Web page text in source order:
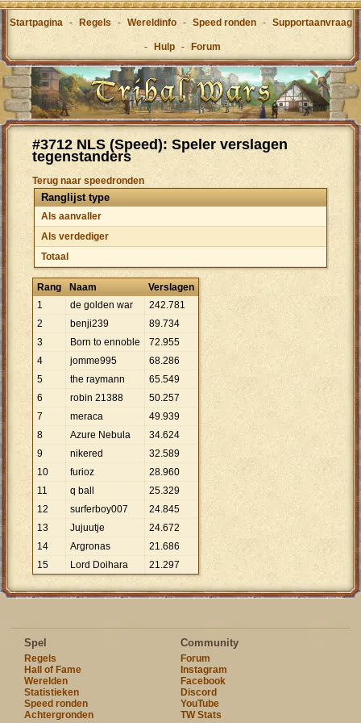
Startpagina - Regels - Wereldinfo - Speed ronden - Supportaanvraag
- Hulp - Forum
#3712 NLS (Speed): Speler verslagen
tegenstanders
Terug naar speedronden
Ranglijst type
Als aanvaller
Als verdediger
Totaal
Rang Naam
Verslagen
1
de golden war 242.781
2
benji239 89.734
3
Born to ennoble 72.955
4
jomme995 68.286
5
the raymann 65.549
6
robin 21388 50.257
7
meraca 49.939
8
Azure Nebula 34.624
9
nikered 32.589
10
furioz 28.960
11
q ball 25.329
12
surferboy007 24.845
13
Jujuutje 24.672
14
Argronas 21.686
15
Lord Doihara 21.297
Spel
Regels
Hall of Fame
Werelden
Statistieken
Speed ronden
Achtergronden
Community
Forum
Instagram
Facebook
Discord
YouTube
TW Stats